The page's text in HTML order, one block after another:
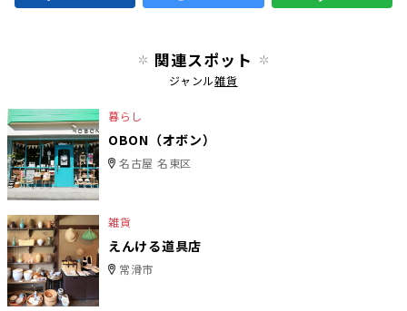
関連スポット
ジャンル雑貨
暮らし
OBON（オボン）
名古屋 名東区
雑貨
えんける道具店
常滑市